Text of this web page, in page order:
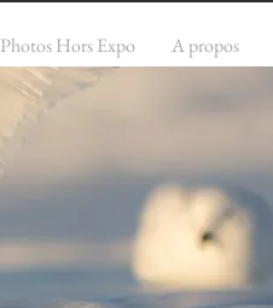
Photos Hors Expo A propos